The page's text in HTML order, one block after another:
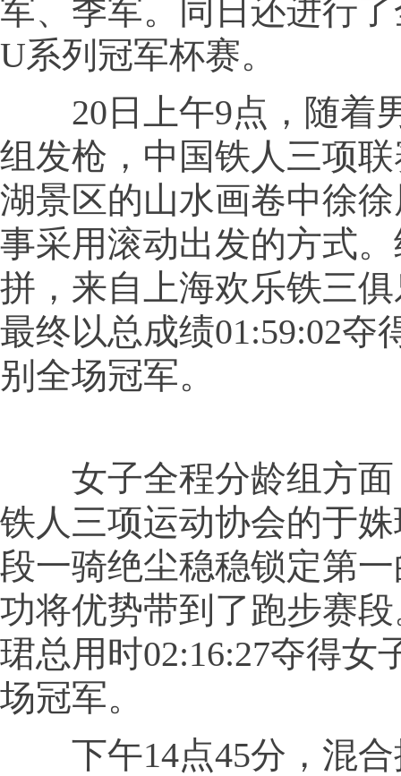
军、季军。同日还进行
U系列冠军杯赛。
20日上午9点，随着
组发枪，中国铁人三项
湖景区的山水画卷中徐
事采用滚动出发的方式
拼，来自上海欢乐铁三
最终以总成绩01:59:02夺
别全场冠军。
女子全程分龄组方面
铁人三项运动协会的于
段一骑绝尘稳稳锁定第
功将优势带到了跑步赛
珺总用时02:16:27夺得女
场冠军。
下午14点45分，混合